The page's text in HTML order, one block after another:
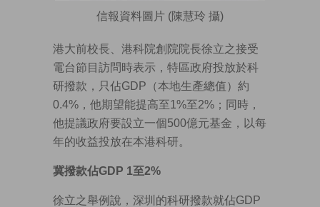
信報資料圖片 (陳慧玲 攝)
港大前校長、港科院創院院長徐立之接受
電台節目訪問時表示，特區政府投放於科
研撥款，只佔GDP（本地生產總值）約
0.4%，他期望能提高至1%至2%；同時，
他提議政府要設立一個500億元基金，以每
年的收益投放在本港科研。
冀撥款佔GDP 1至2%
徐立之舉例說，深圳的科研撥款就佔GDP